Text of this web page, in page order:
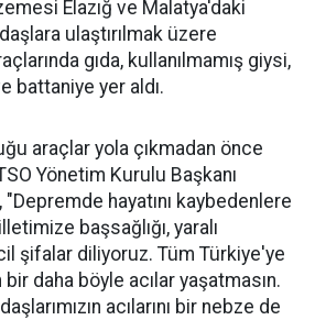
Elazığ ve Malatya'daki
ulaştırılmak üzere
gıda, kullanılmamış giysi,
battaniye yer aldı.
araçlar yola çıkmadan önce
Yönetim Kurulu Başkanı
hayatını kaybedenlere
başsağlığı, yaralı
şifalar diliyoruz. Tüm Türkiye'ye
daha böyle acılar yaşatmasın.
acılarını bir nebze de